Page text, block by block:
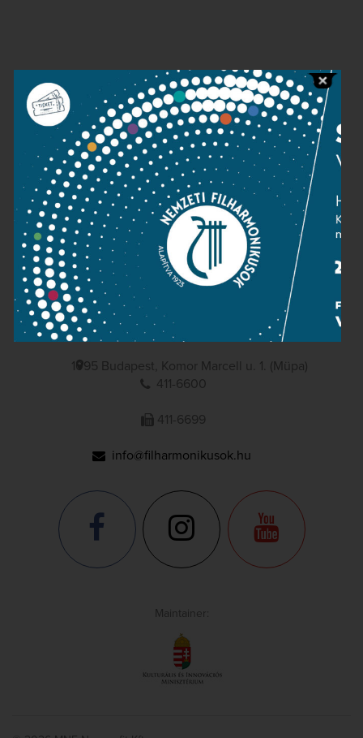
Contact
Public information
Press room
Terms and privacy
Imprint
NATIONAL PHILHARMONIC
1095 Budapest, Komor Marcell u. 1. (Müpa)
411-6600
411-6699
info@filharmonikusok.hu
Maintainer: